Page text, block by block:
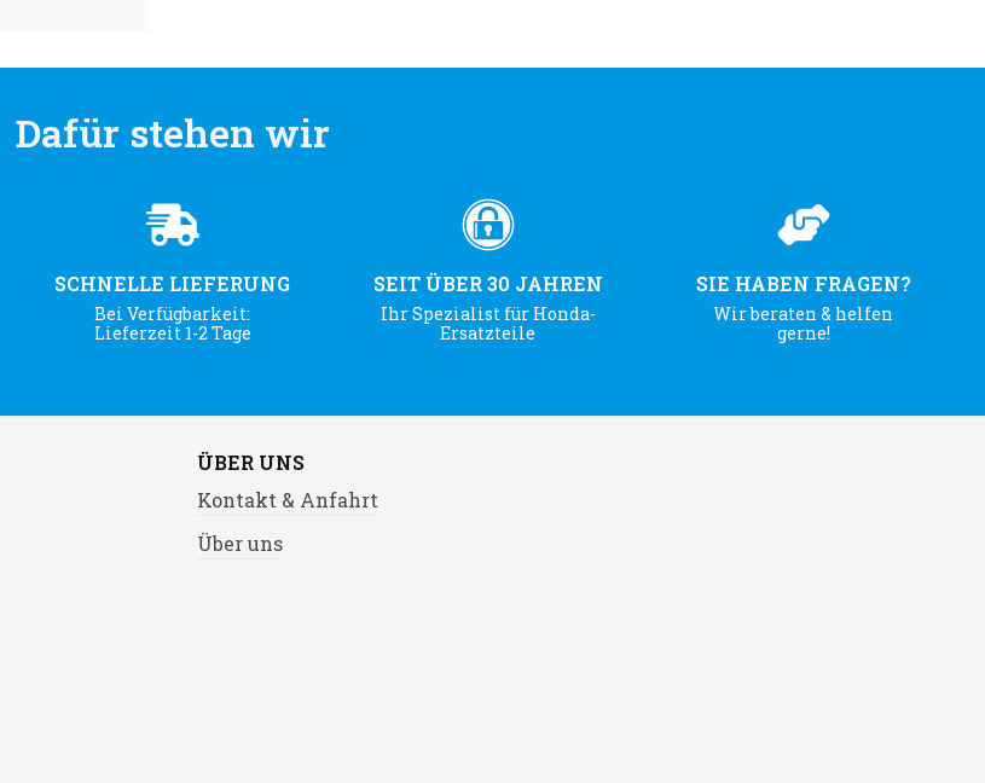
Dafür stehen wir
SCHNELLE LIEFERUNG
Bei Verfügbarkeit:
Lieferzeit 1-2 Tage
SEIT ÜBER 30 JAHREN
Ihr Spezialist für Honda-
Ersatzteile
SIE HABEN FRAGEN?
Wir beraten & helfen
gerne!
ÜBER UNS
Kontakt & Anfahrt
Über uns